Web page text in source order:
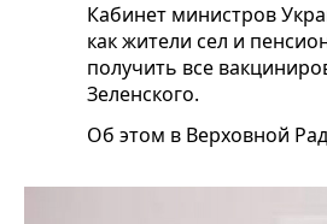
Кабинет министров
как жители сел и
получить все
Зеленского.
Об этом в Верховной